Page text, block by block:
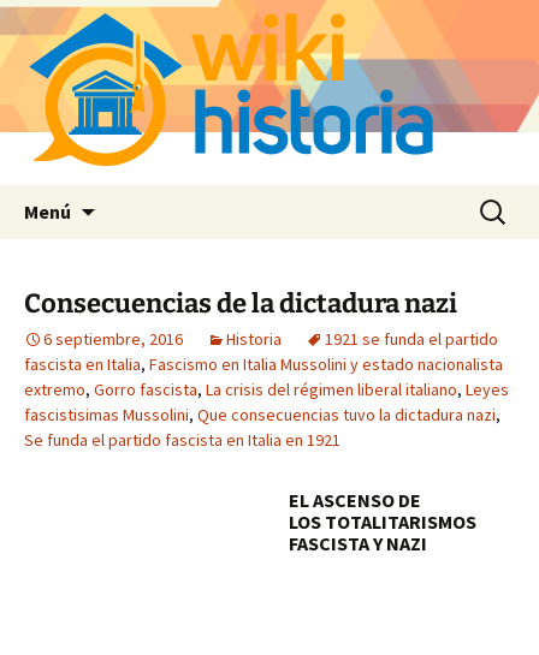
Menú Buscar:
Consecuencias de la dictadura nazi
6 septiembre, 2016 Historia
1921 se funda el partido
fascista en Italia, Fascismo en Italia Mussolini y estado nacionalista
extremo, Gorro fascista, La crisis del régimen liberal italiano, Leyes
fascistisimas Mussolini, Que consecuencias tuvo la dictadura nazi,
Se funda el partido fascista en Italia en 1921
EL ASCENSO DE
LOS TOTALITARISMOS
FASCISTA Y NAZI